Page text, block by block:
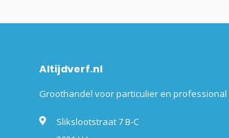
Altijdverf.nl
Groothandel voor particulier en professional
Slikslootstraat 7 B-C